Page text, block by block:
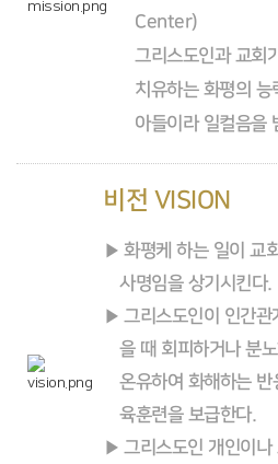
Center)
그리스도인과 교회
치유하는 화평의 능
아들이라 일컬음을
비전 VISION
화평케 하는 일이 교
사명임을 상기시킨다.
그리스도인이 인간
을 때 회피하거나 분
온유하여 화해하는
육훈련을 보급한다.
그리스도인 개인이